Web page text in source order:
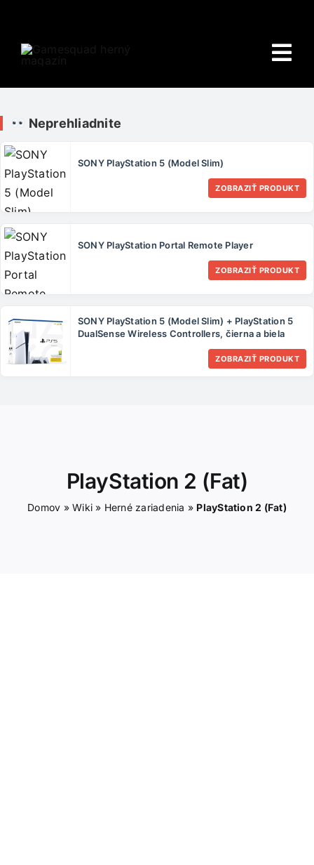
content
HRY
Wiki
PORADŇA
O NÁS
ČLÁNKY
KONTAKT
Neprehliadnite
SONY PlayStation 5 (Model Slim)
ZOBRAZIŤ PRODUKT
SONY PlayStation Portal Remote Player
ZOBRAZIŤ PRODUKT
SONY PlayStation 5 (Model Slim) + PlayStation 5
DualSense Wireless Controllers, čierna a biela
ZOBRAZIŤ PRODUKT
PlayStation 2 (Fat)
Domov »Wiki » Herné zariadenia » PlayStation 2 (Fat)